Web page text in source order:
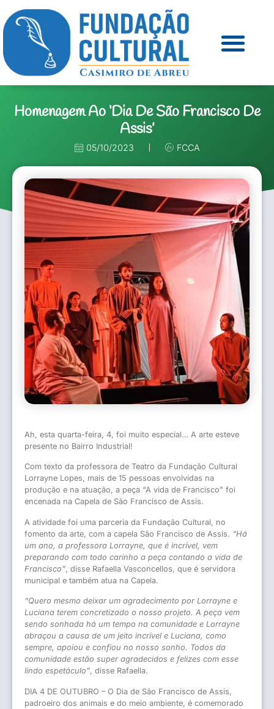
Homenagem Ao ‘Dia De São Francisco De
Assis’
05/10/2023 FCCA
Ah, esta quarta-feira, 4, foi muito especial… A arte esteve
presente no Bairro Industrial!
Com texto da professora de Teatro da Fundação Cultural
Lorrayne Lopes, mais de 15 pessoas envolvidas na
produção e na atuação, a peça “A vida de Francisco” foi
encenada na Capela de São Francisco de Assis.
A atividade foi uma parceria da Fundação Cultural, no
fomento da arte, com a capela São Francisco de Assis. “Há
um ano, a professora Lorrayne, que é incrível, vem
preparando com todo carinho a peça contando a vida de
Francisco”, disse Rafaella Vasconcellos, que é servidora
municipal e também atua na Capela.
“Quero mesmo deixar um agradecimento por Lorrayne e
Luciana terem concretizado o nosso projeto. A peça vem
sendo sonhada há um tempo na comunidade e Lorrayne
abraçou a causa de um jeito incrível e Luciana, como
sempre, apoiou e confiou no nosso sonho. Todos da
comunidade estão super agradecidos e felizes com esse
lindo espetáculo”, disse Rafaella.
DIA 4 DE OUTUBRO – O Dia de São Francisco de Assis,
padroeiro dos animais e do meio ambiente, é comemorado